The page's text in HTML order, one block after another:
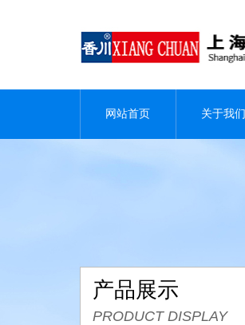
网站首页 关于我们
产品展示
PRODUCT DISPLAY